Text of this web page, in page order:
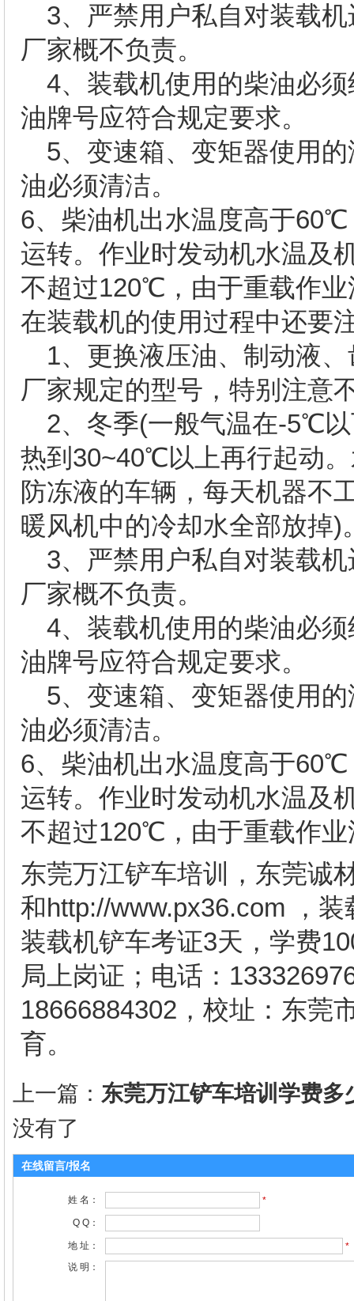
3、严禁用户私自对装载
厂家概不负责。
4、装载机使用的柴油必须
油牌号应符合规定要求。
5、变速箱、变矩器使用
油必须清洁。
6、柴油机出水温度高于
运转。作业时发动机水温及
不超过120℃，由于重载作
在装载机的使用过程中还
1、更换液压油、制动液
厂家规定的型号，特别注
2、冬季(一般气温在-5℃以
热到30~40℃以上再行起动
防冻液的车辆，每天机器不
暖风机中的冷却水全部放掉)
3、严禁用户私自对装载
厂家概不负责。
4、装载机使用的柴油必须
油牌号应符合规定要求。
5、变速箱、变矩器使用
油必须清洁。
6、柴油机出水温度高于
运转。作业时发动机水温及
不超过120℃，由于重载作
东莞万江铲车培训，东莞诚
和http://www.px36.com ，
装载机铲车考证3天，学费
局上岗证；电话：
18666884302，校址：东莞
育。
上一篇： 东莞万江铲车培训学费多
没有了
在线留言/报名
姓 名：
*
Q Q：
地 址：
*
说 明：